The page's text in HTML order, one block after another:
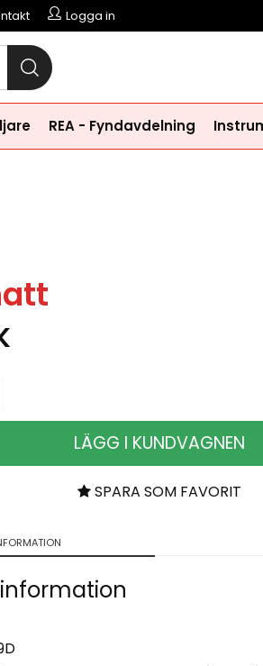
Logga in
REA - Fyndavdelning
LÄGG I KUNDVAGNEN
SPARA SOM FAVORIT